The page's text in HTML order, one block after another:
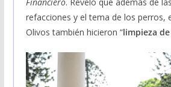
refacciones y el tema de los perros,
Olivos también hicieron “limpieza